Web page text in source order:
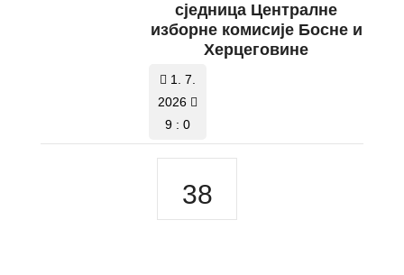
сједница Централне
изборне комисије Босне и
Херцеговине
1. 7.
2026
9 : 0
38